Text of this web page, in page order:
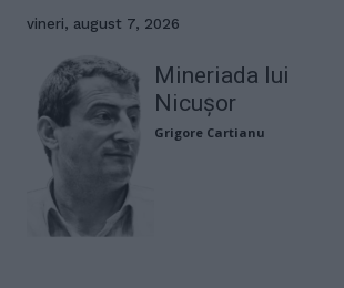
vineri, august 7, 2026
Mineriada lui
Nicușor
Grigore Cartianu